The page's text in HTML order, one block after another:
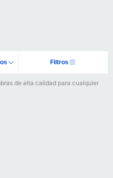
Filtros
de alta calidad para cualquier